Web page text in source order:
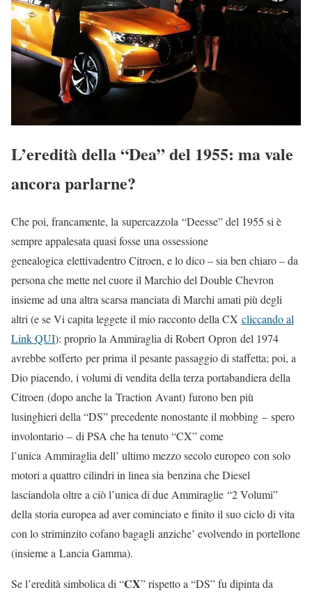
L’eredità della “Dea” del 1955: ma vale
ancora parlarne?
Che poi, francamente, la supercazzola “Deesse” del 1955 si è
sempre appalesata quasi fosse una ossessione
genealogica elettivadentro Citroen, e lo dico – sia ben chiaro – da
persona che mette nel cuore il Marchio del Double Chevron
insieme ad una altra scarsa manciata di Marchi amati più degli
altri (e se Vi capita leggete il mio racconto della CX cliccando al
Link QUI): proprio la Ammiraglia di Robert Opron del 1974
avrebbe sofferto per prima il pesante passaggio di staffetta; poi, a
Dio piacendo, i volumi di vendita della terza portabandiera della
Citroen (dopo anche la Traction Avant) furono ben più
lusinghieri della “DS” precedente nonostante il mobbing – spero
involontario – di PSA che ha tenuto “CX” come
l’unica Ammiraglia dell’ ultimo mezzo secolo europeo con solo
motori a quattro cilindri in linea sia benzina che Diesel
lasciandola oltre a ciò l’unica di due Ammiraglie “2 Volumi”
della storia europea ad aver cominciato e finito il suo ciclo di vita
con lo striminzito cofano bagagli anziche’ evolvendo in portellone
(insieme a Lancia Gamma).
Se l’eredità simbolica di “CX” rispetto a “DS” fu dipinta da